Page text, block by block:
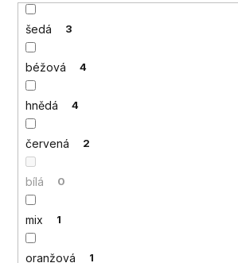
šedá 3
béžová 4
hnědá 4
červená 2
bílá 0
mix 1
oranžová 1